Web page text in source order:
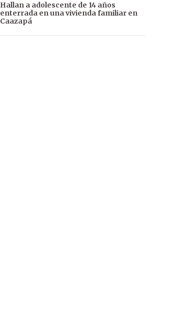
Hallan a adolescente de 14 años
enterrada en una vivienda familiar en
Caazapá